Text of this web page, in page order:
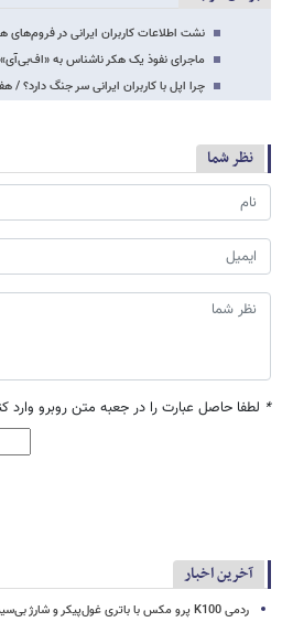
نشت اطلاعات کاربران ایرانی در
ماجرای نفوذ یک هکر ناشناس به «اف‌بی‌آی»
چرا اپل با کاربران ایرانی سر جنگ
نظر شما
* لطفا حاصل عبارت را در جعبه متن روبرو وارد
آخرین اخبار
ردمی K100 پرو مکس با باتری غول‌پیکر و شارژ بی‌سیم روانه بازار می‌شود